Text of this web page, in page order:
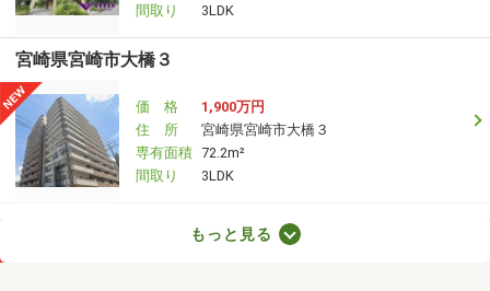
間取り
3LDK
宮崎県宮崎市大橋３
価 格
1,900万円
住 所
宮崎県宮崎市大橋３
専有面積 72.2m²
間取り
3LDK
もっと見る